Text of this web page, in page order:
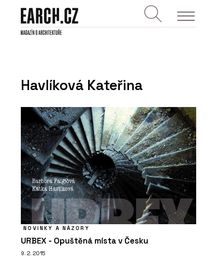
Havlíková Kateřina
NOVINKY A NÁZORY
URBEX - Opuštěná místa v Česku
9. 2. 2015